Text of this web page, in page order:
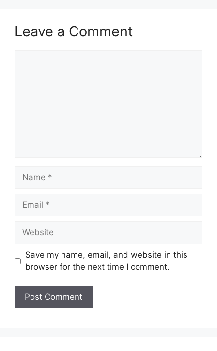
Leave a Comment
Name
Email
Website
Save my name, email, and website in this
browser for the next time I comment.